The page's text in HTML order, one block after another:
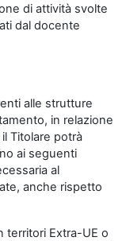
di attività svolte
dal docente
alle strutture
in relazione
Titolare potrà
ai seguenti
al
anche rispetto
territori Extra-UE o